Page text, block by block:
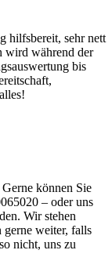
hilfsbereit, sehr nett
wird während der
bis
können Sie
– oder uns
Wir stehen
weiter, falls
nicht, uns zu